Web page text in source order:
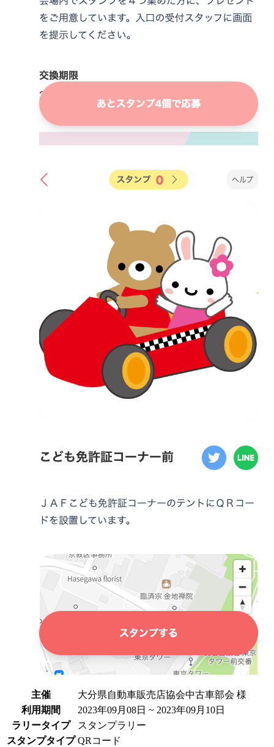
主催
大分県自動車販売店協会中古車部会 様
利用期間
2023年09月08日 ~ 2023年09月10日
ラリータイプ
スタンプラリー
スタンプタイプ QRコード